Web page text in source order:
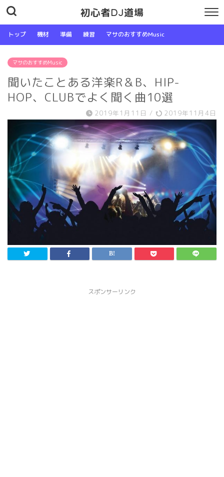
初心者DJ道場
トップ 機材 準備 練習 マサのおすすめMusic
マサのおすすめMusic
聞いたことある洋楽R＆B、HIP-
HOP、CLUBでよく聞く曲10選
2019年1月11日 / 2019年11月4日
スポンサーリンク